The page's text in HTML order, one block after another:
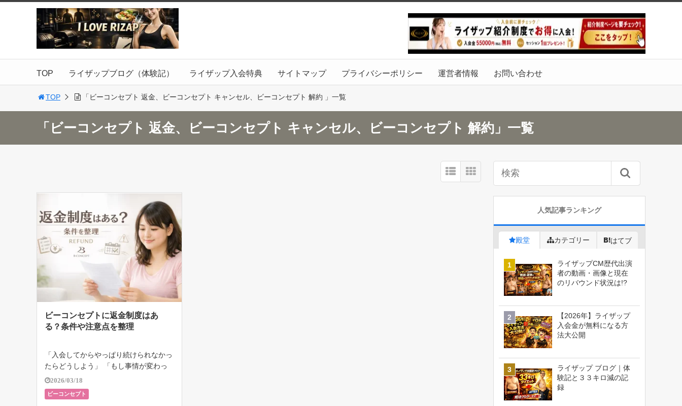
TOP ライザップブログ（体験記） ライザップ入会特典 サイトマップ プライバシーポリシー 運営者情報 お問い合わせ
TOP 「ビーコンセプト 返金、ビーコンセプト キャンセル、ビーコンセプト 解約 」一覧
「ビーコンセプト 返金、ビーコンセプト キャンセル、ビーコンセプト 解約」一覧
ビーコンセプトに返金制度はあ
る？条件や注意点を整理
「入会してからやっぱり続けられなかっ
たらどうしよう」 「もし事情が変わっ
たら、返金はあるのかな」 そんな不安
を抱えている方は多いと思います。 こ
んにちは、和久井朗です。 私自身、RIZ
2026/03/18
ビーコンセプト
人気記事ランキング
殿堂 カテゴリー はてブ
ライザップCM歴代出演
者の動画・画像と現在
のリバウンド状況は!?
【2026年】ライザップ
入会金が無料になる方
法大公開
ライザップ ブログ｜体
験記と３３キロ減の記
録